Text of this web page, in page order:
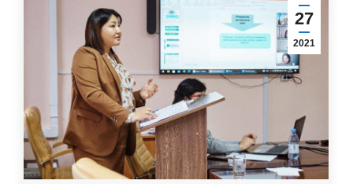
Студенттер өмірінің барлық актуалды
мәселелері қозғалып, шешу жолдары
қарастырылды. Сонымен қатар, жаңа
жылға өткізілетін айтулы іс-шаралар
тізімі…
27
2021